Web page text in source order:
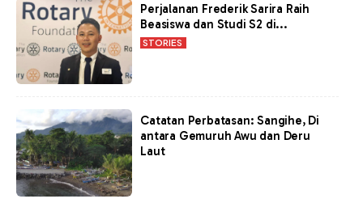
Perjalanan Frederik Sarira Raih
Beasiswa dan Studi S2 di...
STORIES
Catatan Perbatasan: Sangihe, Di
antara Gemuruh Awu dan Deru
Laut